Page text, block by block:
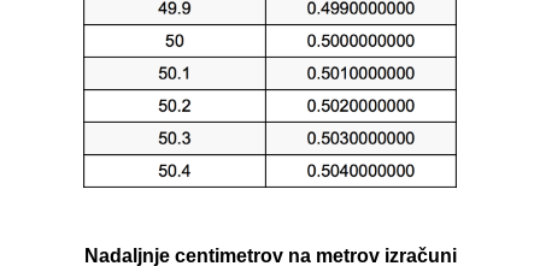
Nadaljnje centimetrov na metrov izračuni